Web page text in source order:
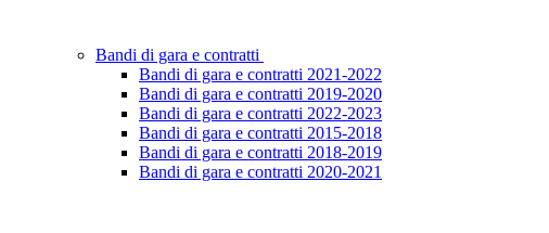
Bandi di gara e contratti
Bandi di gara e contratti 2021-2022
Bandi di gara e contratti 2019-2020
Bandi di gara e contratti 2022-2023
Bandi di gara e contratti 2015-2018
Bandi di gara e contratti 2018-2019
Bandi di gara e contratti 2020-2021